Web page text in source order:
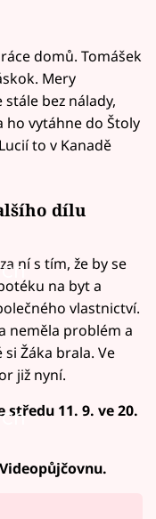
domů. Tomášek
Mery
bez nálady,
vytáhne do Štoly
to v Kanadě
dílu
ní s tím, že by se
na byt a
vlastnictví.
neměla problém a
Žáka brala. Ve
již nyní.
11. 9. ve 20.